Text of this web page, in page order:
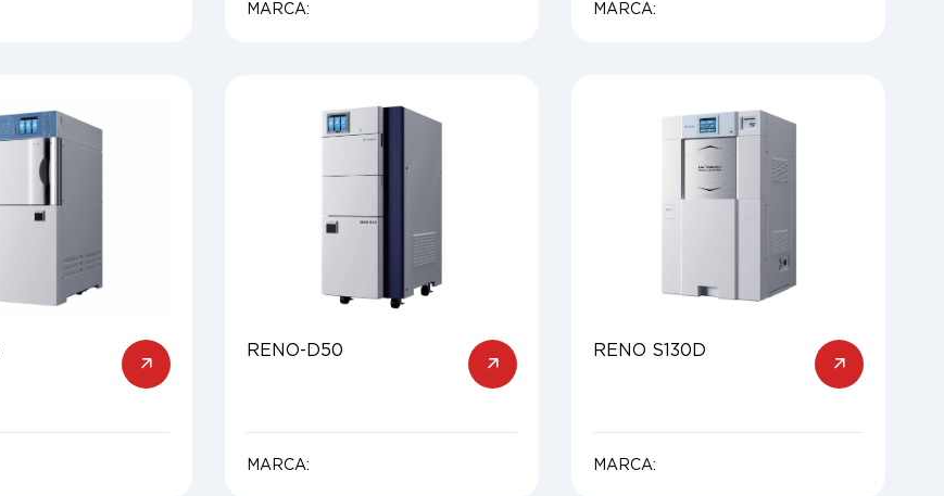
MARCA: MARCA:
RENO-D50
MARCA:
RENO S130D
MARCA: